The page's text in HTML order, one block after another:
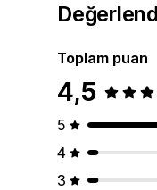
Toplam puan
4,5
5
4
3